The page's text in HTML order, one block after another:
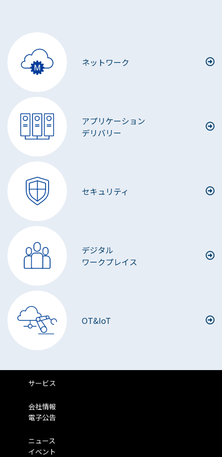
ネットワーク
アプリケーション
デリバリー
セキュリティ
デジタル
ワークプレイス
OT&IoT
サービス
会社情報
電子公告
ニュース
イベント